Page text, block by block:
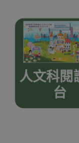
人文科閱
台